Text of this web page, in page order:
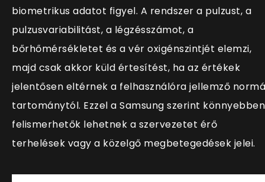
biometrikus adatot figyel. A rendszer a pulzust, a
pulzusvariabilitást, a légzésszámot, a
bőrhőmérsékletet és a vér oxigénszintjét elemzi,
majd csak akkor küld értesítést, ha az értékek
jelentősen eltérnek a felhasználóra jellemző
tartománytól. Ezzel a Samsung szerint könnyebben
felismerhetők lehetnek a szervezetet érő
terhelések vagy a közelgő megbetegedések jelei.